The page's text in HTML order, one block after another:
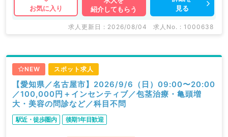
お気に入り
紹介してもらう
見る
求人更新日 : 2026/08/04 求人No. : 1000638
NEW スポット求人
【愛知県／名古屋市】2026/9/6（日）09:00〜20:00
／100,000円＋インセンティブ／包茎治療・亀頭増
大・美容の問診など／科目不問
駅近・徒歩圏内 後期1年目歓迎